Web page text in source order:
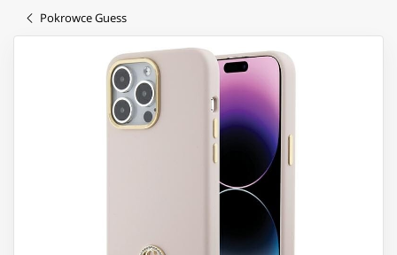
Pokrowce Guess